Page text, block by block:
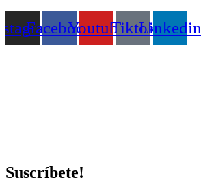
FacebookYoutubeTiktokLinkedin
Suscríbete!